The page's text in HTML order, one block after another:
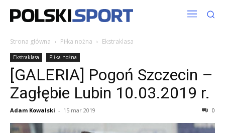
Strona główna Piłka nożna Ekstraklasa
Ekstraklasa Piłka nożna
[GALERIA] Pogoń Szczecin –
Zagłębie Lubin 10.03.2019 r.
Adam Kowalski - 15 mar 2019 0